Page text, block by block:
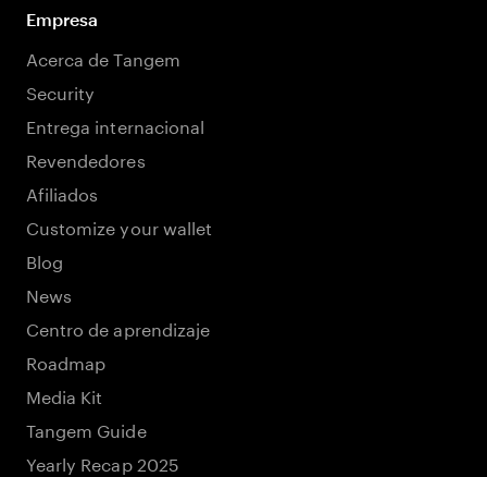
Empresa
Acerca de Tangem
Security
Entrega internacional
Revendedores
Afiliados
Customize your wallet
Blog
News
Centro de aprendizaje
Roadmap
Media Kit
Tangem Guide
Yearly Recap 2025